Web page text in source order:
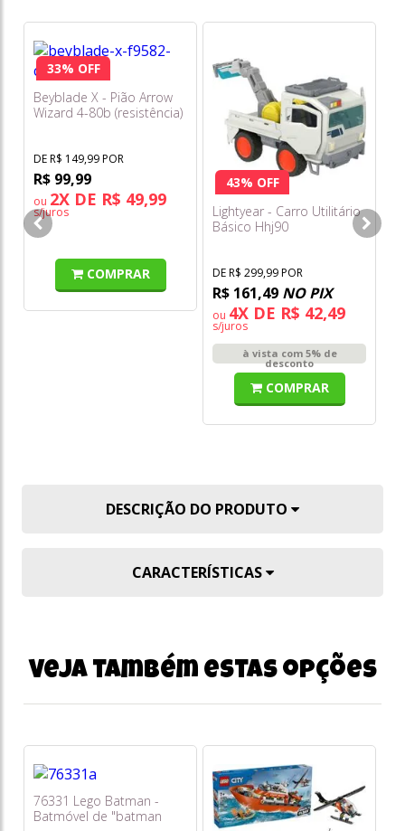
33% OFF
Beyblade X - Pião Arrow
Wizard 4-80b (resistência)
DE R$ 149,99 POR
R$ 99,99
ou 2X DE R$ 49,99
s/juros
COMPRAR
43% OFF
Lightyear - Carro Utilitário
Básico Hhj90
DE R$ 299,99 POR
R$ 161,49 NO PIX
ou 4X DE R$ 42,49
s/juros
à vista com 5% de
desconto
COMPRAR
DESCRIÇÃO DO PRODUTO
CARACTERÍSTICAS
Veja também estas opções
76331 Lego Batman -
Batmóvel de "batman